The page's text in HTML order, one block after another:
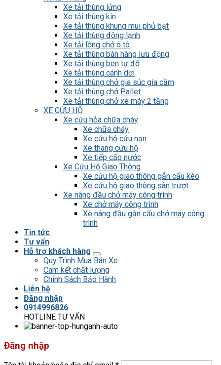
Xe tải thùng lửng
Xe tải thùng kín
Xe tải thùng khung mui phủ bạt
Xe tải thùng đông lạnh
Xe tải lồng chở ô tô
Xe tải thùng bán hàng lưu động
Xe tải thùng ben tự đổ
Xe tải thùng cánh dơi
Xe tải thùng chở gia súc gia cầm
Xe tải thùng chở Pallet
Xe tải thùng chở xe máy 2 tầng
XE CỨU HỘ
Xe cứu hỏa chữa cháy
Xe chữa cháy
Xe cứu hộ cứu nạn
Xe thang cứu hộ
Xe tiếp cấp nước
Xe Cứu Hộ Giao Thông
Xe cứu hộ giao thông gắn cẩu kéo
Xe cứu hộ giao thông sàn trượt
Xe nâng đầu chở máy công trình
Xe chở máy công trình
Xe nâng đầu gắn cẩu chở máy công
trình
Tin tức
Tư vấn
Hỗ trợ khách hàng
Quy Trình Mua Bán Xe
Cam kết chất lượng
Chính Sách Bảo Hành
Liên hệ
Đăng nhập
0914996826
HOTLINE TƯ VẤN
Đăng nhập